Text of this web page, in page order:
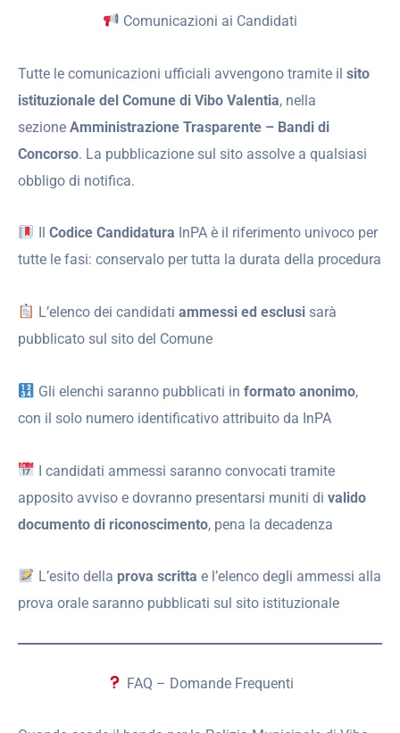
Comunicazioni ai Candidati
Tutte le comunicazioni ufficiali avvengono tramite il sito
istituzionale del Comune di Vibo Valentia, nella
sezione Amministrazione Trasparente – Bandi di
Concorso. La pubblicazione sul sito assolve a qualsiasi
obbligo di notifica.
Codice Candidatura InPA è il riferimento univoco per
tutte le fasi: conservalo per tutta la durata della procedura
L’elenco dei candidati ammessi ed esclusisarà
pubblicato sul sito del Comune
Gli elenchi saranno pubblicati in formato anonimo,
con il solo numero identificativo attribuito da InPA
I candidati ammessi saranno convocati tramite
apposito avviso e dovranno presentarsi muniti di valido
documento di riconoscimento, pena la decadenza
L’esito della prova scritta e l’elenco degli ammessi alla
prova orale saranno pubblicati sul sito istituzionale
FAQ – Domande Frequenti